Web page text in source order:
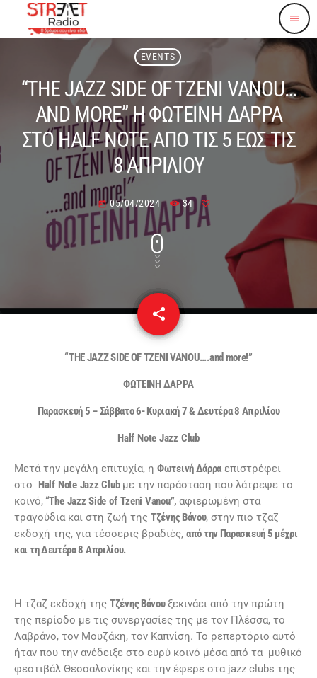
menu
EVENTS
“THE JAZZ SIDE OF TZENI VANOU…
AND MORE” Η ΦΩΤΕΙΝΗ ΔΑΡΡΑ
ΣΤΟ HALF NOTE ΑΠΟ ΤΙΣ 5 ΕΩΣ ΤΙΣ
8 ΑΠΡΙΛΙΟΥ
today 05/04/2024 34
share
email
“THE JAZZ SIDE OF TZENI VANOU….and more!”
ΦΩΤΕΙΝΗ ΔΑΡΡΑ
Παρασκευή 5 – Σάββατο 6- Κυριακή 7 & Δευτέρα 8 Απριλίου
Half Note Jazz Club
Μετά την μεγάλη επιτυχία, η Φωτεινή Δάρρα επιστρέφει
στο
Half Note Jazz Clubμε την παράσταση που λάτρεψε το
κοινό, “The Jazz Side of Tzeni Vanou”, αφιερωμένη στα
τραγούδια και στη ζωή της Τζένης Βάνου, στην πιο τζαζ
εκδοχή της, για τέσσερις βραδιές, από την Παρασκευή 5 μέχρι
και τη Δευτέρα 8 Απριλίου.
Η τζαζ εκδοχή της Τζένης Βάνουξεκινάει από την πρώτη
της περίοδο με τις συνεργασίες της με τον Πλέσσα, το
Λαβράνο, τον Μουζάκη, τον Καπνίση. Το ρεπερτόριο αυτό
ήταν που την ανέδειξε στο ευρύ κοινό μέσα από τα μυθικό
φεστιβάλ Θεσσαλονίκης και την έφερε στα jazz clubs της